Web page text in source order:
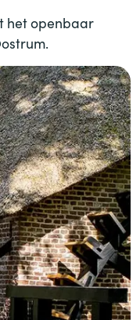
het openbaar